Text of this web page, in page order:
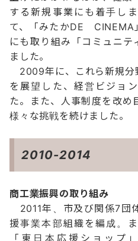
する新規事業にも着手し
て、「みたかDE CINEMA
にも取り組み「コミュニテ
ました。
2009年に、これら新規分
を展望した、経営ビジョ
た。また、人事制度を改め
様々な挑戦を続けました。
2010-2014
商工業振興の取り組み
2011年、市及び関係7団
援事業本部組織を編成。
「東日本応援ショップ